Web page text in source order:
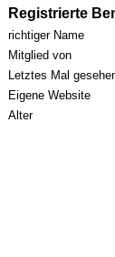
Registrierte
richtiger Name
Mitglied von
Letztes Mal
Eigene Website
Alter